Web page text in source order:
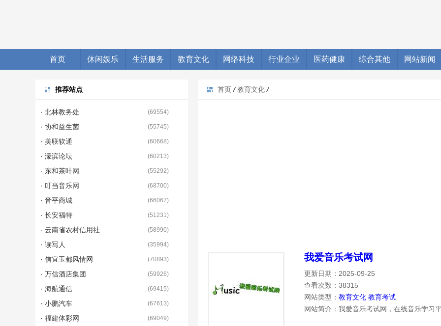
首页 休闲娱乐 生活服务 教育文化 网络科技 行业企业 医药健康 综合其他 网站新闻
首页 / 教育文化 /
我爱音乐考试网
更新日期：2025-09-25
查看次数：38315
网站类型： 教育文化 教育考试
网站简介：我爱音乐考试网，在线音乐学习
推荐站点
· 北林教务处 (69554)
· 协和益生菌 (55745)
· 美联软通 (60668)
· 濠滨论坛 (60213)
· 东和茶叶网 (55292)
· 叮当音乐网 (68700)
· 音平商城 (66067)
· 长安福特 (51231)
· 云南省农村信用社 (58990)
· 读写人 (35994)
· 信宜玉都风情网 (70893)
· 万信酒店集团 (59926)
· 海航通信 (69415)
· 小鹏汽车 (67613)
· 福建体彩网 (69049)